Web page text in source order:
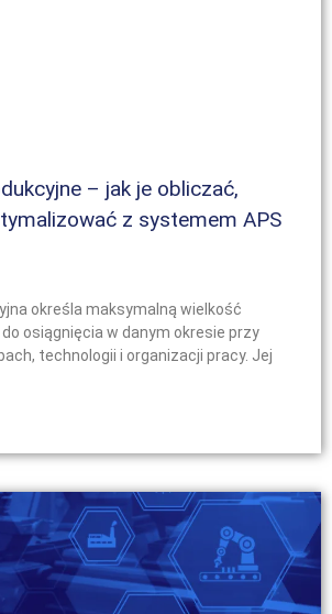
– jak je obliczać,
z systemem APS
określa maksymalną wielkość
osiągnięcia w danym okresie przy
technologii i organizacji pracy. Jej